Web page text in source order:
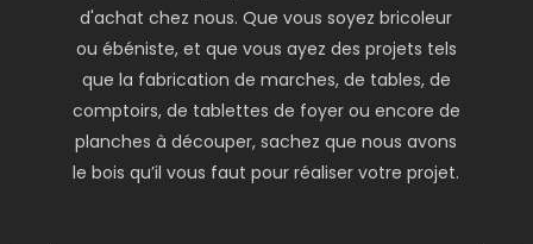
d'achat chez nous. Que vous soyez bricoleur
ou ébéniste, et que vous ayez des projets tels
que la fabrication de marches, de tables, de
comptoirs, de tablettes de foyer ou encore de
planches à découper, sachez que nous avons
le bois qu’il vous faut pour réaliser votre projet.